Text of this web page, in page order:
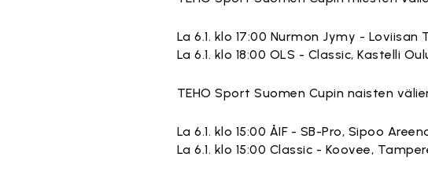
La 6.1. klo 17:00 Nurmon Jymy -
La 6.1. klo 18:00 OLS - Classic, Kastelli
TEHO Sport Suomen Cupin naisten
La 6.1. klo 15:00 ÅIF - SB-Pro, Sipoo
La 6.1. klo 15:00 Classic - Koovee,